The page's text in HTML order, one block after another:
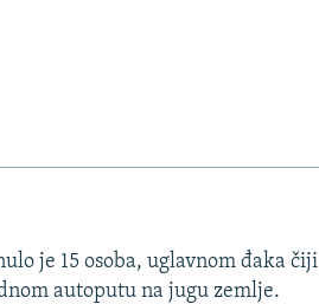
je 15 osoba, uglavnom đaka čiji
autoputu na jugu zemlje.